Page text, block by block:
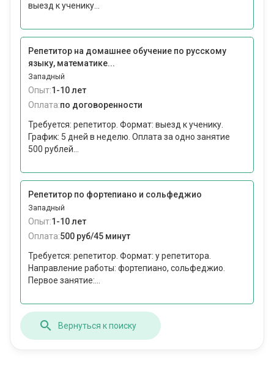
выезд к ученику...
Репетитор на домашнее обучение по русскому
языку, математике...
Западный
Опыт:1-10 лет
Оплата:по договоренности
Требуется: репетитор. Формат: выезд к ученику.
График: 5 дней в неделю. Оплата за одно занятие
500 рублей...
Репетитор по фортепиано и сольфеджио
Западный
Опыт:1-10 лет
Оплата:500 руб/45 минут
Требуется: репетитор. Формат: у репетитора.
Направление работы: фортепиано, сольфеджио.
Первое занятие:...
Вернуться к поиску